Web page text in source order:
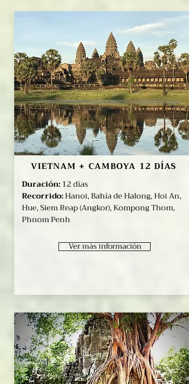
VIETNAM + CAMBOYA 12 DÍAS
Duración:12 días
Recorrido:Hanoi, Bahía de Halong, Hoi An,
Hue, Siem Reap (Angkor), Kompong Thom,
Phnom Penh
Ver más información